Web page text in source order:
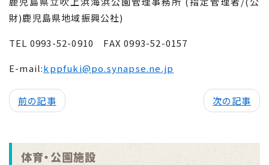
財)鹿児島県地域振興公社)
TEL 0993-52-0910 FAX 0993-52-0157
E-mail:kppfuki@po.synapse.ne.jp
前の記事 次の記事
体育・公園施設